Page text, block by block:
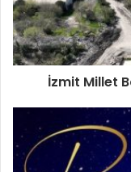
İzmit Millet